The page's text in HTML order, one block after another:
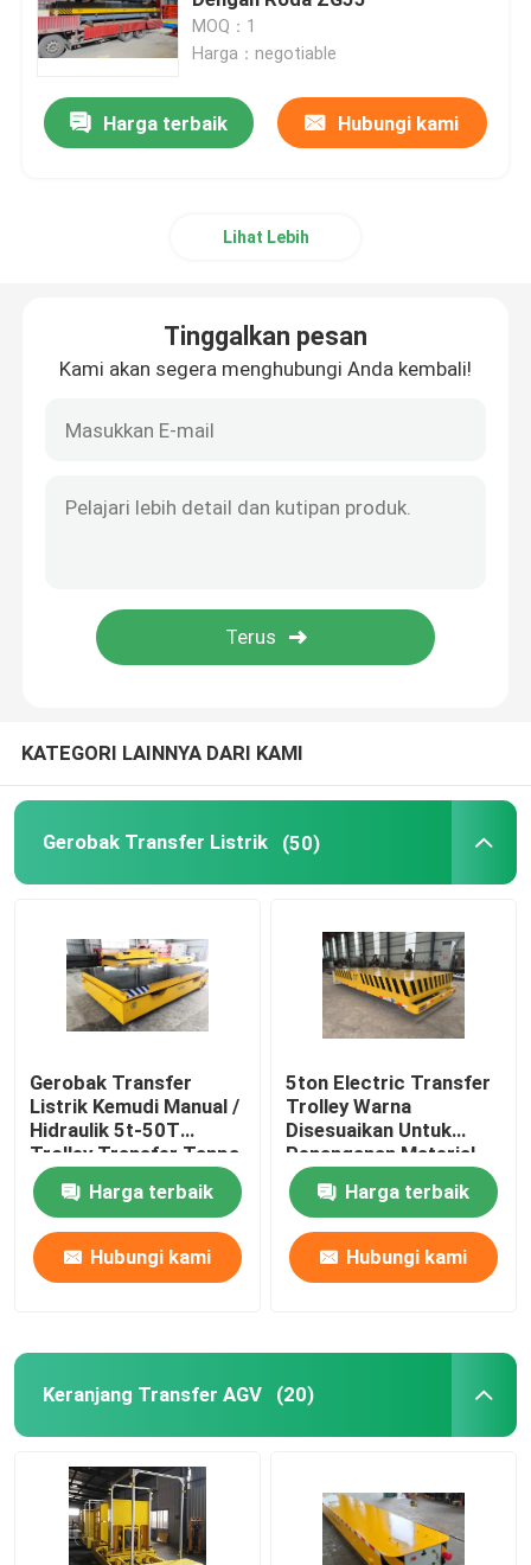
Gerobak Transfer Rel
Karet Ban Gantry Crane
Penyebar Derek Kontainer
Derek Bukti Ledakan
Kanopi Struktur Baja
Troli Transfer Meja Putar
Derek Tugas Ringan
Derek Cerdas
Pengecoran derek
Meraih derek
Stasiun Pengisian Cerdas
MOQ：1
Harga：negotiable
Harga terbaik Hubungi kami
Lihat Lebih
Tinggalkan pesan
Kami akan segera menghubungi Anda kembali!
KATEGORI LAINNYA DARI KAMI
Gerobak Transfer Listrik (50)
Gerobak Transfer
Listrik Kemudi Manual /
Hidraulik 5t-50T
Trolley Transfer Tanpa
Track
Harga terbaik
Hubungi kami
5ton Electric Transfer
Trolley Warna
Disesuaikan Untuk
Penanganan Material
Harga terbaik
Hubungi kami
Keranjang Transfer AGV (20)